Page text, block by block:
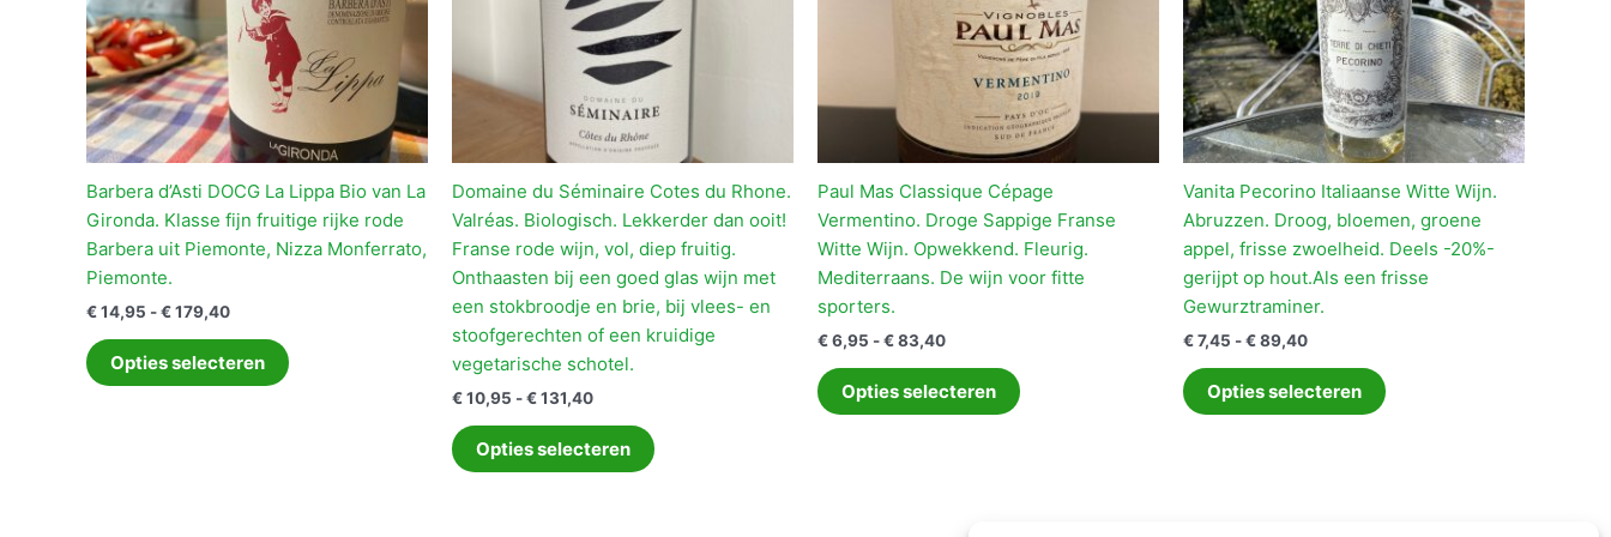
Soave
streek.
Dat
proef
je.
Design
people
die
puurheid
houden.
Barbera d’Asti DOCG La Lippa Bio van La
Gironda. Klasse fijn fruitige rijke rode
Barbera uit Piemonte, Nizza Monferrato,
Piemonte.
€14,95 -€179,40Prijsklasse:
€ 179,40
Opties selecteren
product
Domaine du Séminaire Cotes du Rhone.
Valréas. Biologisch. Lekkerder dan ooit!
Franse rode wijn, vol, diep fruitig.
Onthaasten bij een goed glas wijn met
een stokbroodje en brie, bij vlees- en
stoofgerechten of een kruidige
vegetarische schotel.
€10,95 -€131,40Prijsklasse:
€ 131,40
Opties selecteren
product
Paul Mas Classique Cépage
Vermentino. Droge Sappige Franse
Witte Wijn. Opwekkend. Fleurig.
Mediterraans. De wijn voor fitte
sporters.
€6,95 -€83,40Prijsklasse:
€ 83,40
Opties selecteren
product
Vanita Pecorino Italiaanse Witte Wijn.
Abruzzen. Droog, bloemen, groene
appel, frisse zwoelheid. Deels -20%-
gerijpt op hout.Als een frisse
Gewurztraminer.
€7,45 -€89,40Prijsklasse:
€ 89,40
Opties selecteren
product